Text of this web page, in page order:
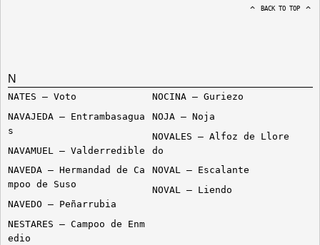
BACK TO TOP
N
NATES – Voto
NAVAJEDA – Entrambasagua
s
NAVAMUEL – Valderredible
NAVEDA – Hermandad de Ca
mpoo de Suso
NAVEDO – Peñarrubia
NESTARES – Campoo de Enm
edio
NOCINA – Guriezo
NOJA – Noja
NOVALES – Alfoz de Llore
do
NOVAL – Escalante
NOVAL – Liendo